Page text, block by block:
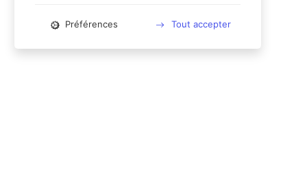
Préférences Tout accepter